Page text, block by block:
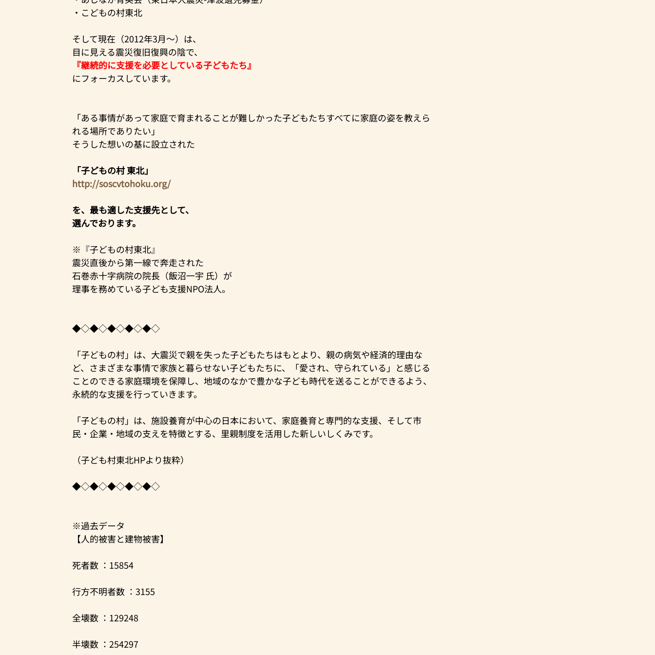
・こどもの村東北
そして現在（2012年3月～）は、
目に見える震災復旧復興の陰で、
『継続的に支援を必要としている子どもたち』
にフォーカスしています。
「ある事情があって家庭で育まれることが難しかった子どもたちすべてに家庭の姿を教えら
れる場所でありたい」
そうした想いの基に設立された
「子どもの村 東北」
http://soscvtohoku.org/
を、最も適した支援先として、
選んでおります。
※『子どもの村東北』
震災直後から第一線で奔走された
石巻赤十字病院の院長（飯沼一宇 氏）が
理事を務めている子ども支援NPO法人。
◆◇◆◇◆◇◆◇◆◇
「子どもの村」は、大震災で親を失った子どもたちはもとより、親の病気や経済的理由な
ど、さまざまな事情で家族と暮らせない子どもたちに、「愛され、守られている」と感じる
ことのできる家庭環境を保障し、地域のなかで豊かな子ども時代を送ることができるよう、
永続的な支援を行っていきます。
「子どもの村」は、施設養育が中心の日本において、家庭養育と専門的な支援、そして市
民・企業・地域の支えを特徴とする、里親制度を活用した新しいしくみです。
（子ども村東北HPより抜粋）
◆◇◆◇◆◇◆◇◆◇
※過去データ
【人的被害と建物被害】
死者数 ：15854
行方不明者数 ：3155
全壊数 ：129248
半壊数 ：254297